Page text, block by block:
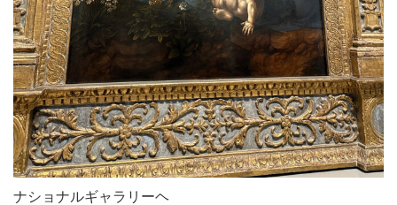
ナショナルギャラリーヘ